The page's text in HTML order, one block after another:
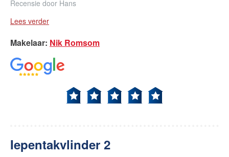
Recensie door Hans
Lees verder
Makelaar: Nik Romsom
Iepentakvlinder 2